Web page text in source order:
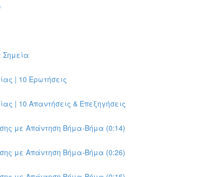
Σημεία
| 10 Ερωτήσεις
| 10 Απαντήσεις & Επεξηγήσεις
με Απάντηση Βήμα-Βήμα (0:14)
με Απάντηση Βήμα-Βήμα (0:26)